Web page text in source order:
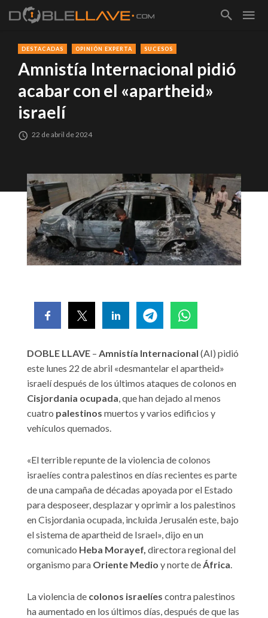
DESTACADAS OPINIÓN EXPERTA SUCESOS
Amnistía Internacional pidió
acabar con el «apartheid»
israelí
22 de abril de 2024
DOBLE LLAVE – Amnistía Internacional (AI) pidió
este lunes 22 de abril «desmantelar el apartheid»
israelí después de los últimos ataques de colonos en
Cisjordania ocupada, que han dejado al menos
cuatro palestinos muertos y varios edificios y
vehículos quemados.
«El terrible repunte de la violencia de colonos
israelíes contra palestinos en días recientes es parte
de una campaña de décadas apoyada por el Estado
para desposeer, desplazar y oprimir a los palestinos
en Cisjordania ocupada, incluida Jerusalén este, bajo
el sistema de apartheid de Israel», dijo en un
comunicado Heba Morayef, directora regional del
organismo para Oriente Medio y norte deÁfrica.
La violencia de colonos israelíes contra palestinos
ha aumentado en los últimos días, después de que las